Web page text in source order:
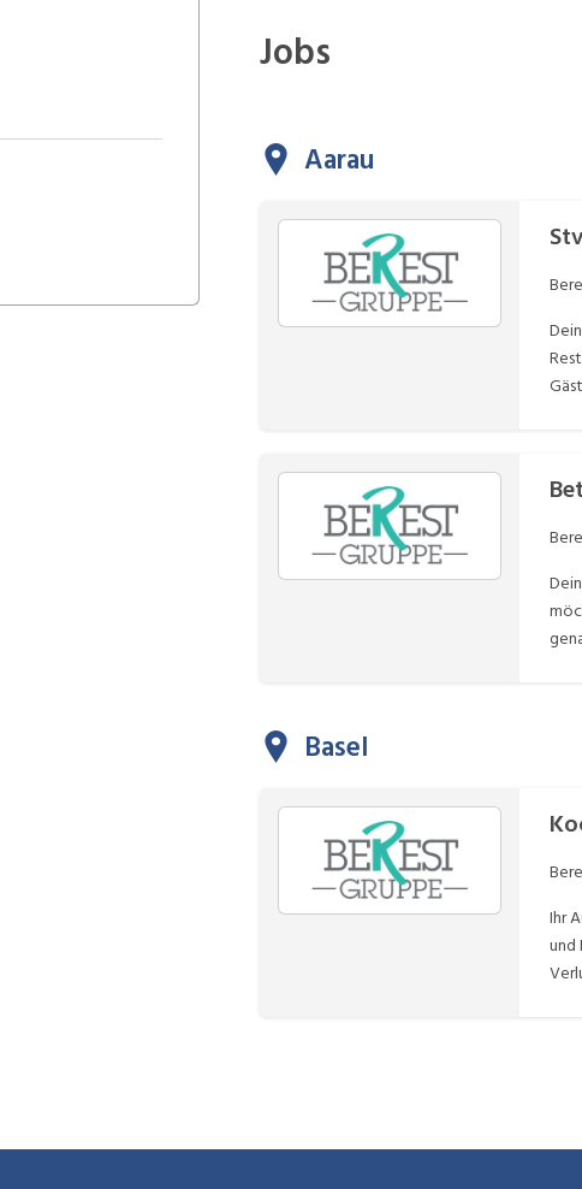
Jobs
Aarau
Deine Aufgaben:
Restaurants Sicherstellung
Gästeerfahrung
Deine Aufgaben: Du
Basel
Ihr
und Bankett-